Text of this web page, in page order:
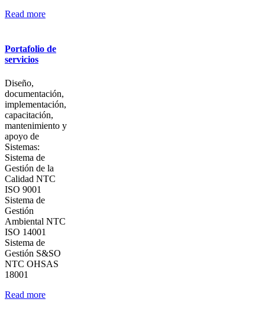
Read more
Portafolio de
servicios
Diseño,
documentación,
implementación,
capacitación,
mantenimiento y
apoyo de
Sistemas:
Sistema de
Gestión de la
Calidad NTC
ISO 9001
Sistema de
Gestión
Ambiental NTC
ISO 14001
Sistema de
Gestión S&SO
NTC OHSAS
18001
Read more